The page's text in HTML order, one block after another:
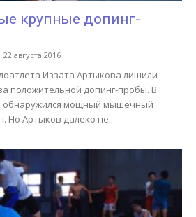
крупные допинг-
22 августа 2016
Иззата Артыкова лишили
положительной допинг-пробы. В
обнаружился мощный мышечный
Но Артыков далеко не...